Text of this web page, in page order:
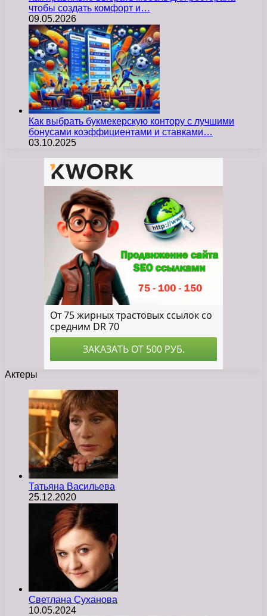
чтобы создать комфорт и…
09.05.2026
Как выбрать букмекерскую контору с лучшими
бонусами коэффициентами и ставками…
03.10.2025
Актеры
Татьяна Васильева
25.12.2020
Светлана Суханова
10.05.2024